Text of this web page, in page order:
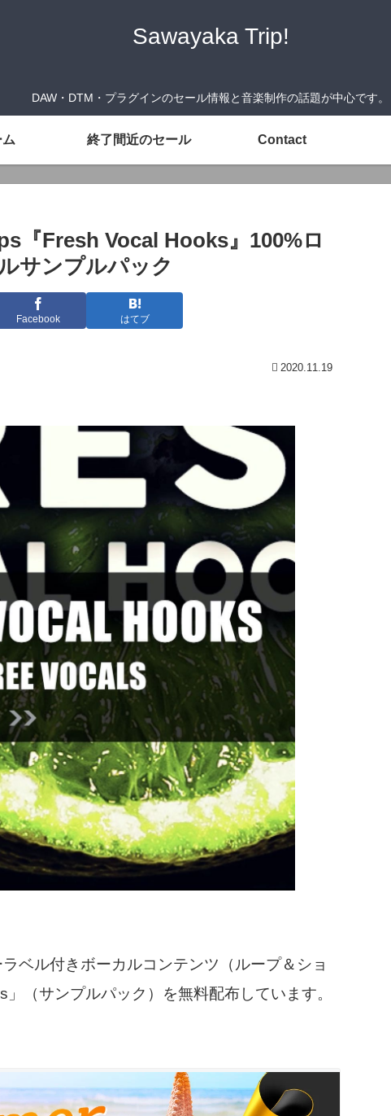
Sawayaka Trip!
DAW・DTM・プラグインのセール情報と音楽制作の話題が中心です。
終了間近のセール Contact
『Fresh Vocal Hooks』100%ロ
サンプルパック
Facebook はてブ
2020.11.19
ベル付きボーカルコンテンツ（ループ＆ショ
（サンプルパック）を無料配布しています。